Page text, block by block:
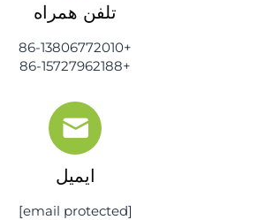
تلفن همراه
+86-13806772010
+86-15727962188
ایمیل
[email protected]